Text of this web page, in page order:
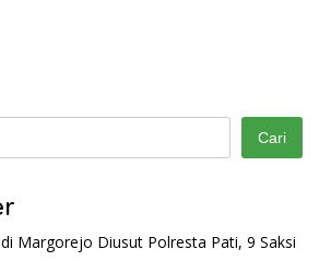
Cari
Margorejo Diusut Polresta Pati, 9 Saksi